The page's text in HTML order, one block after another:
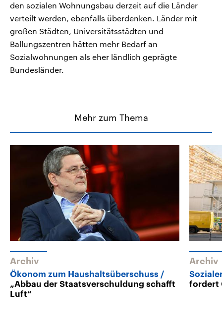
den sozialen Wohnungsbau derzeit auf die Länder
verteilt werden, ebenfalls überdenken. Länder mit
großen Städten, Universitätsstädten und
Ballungszentren hätten mehr Bedarf an
Sozialwohnungen als eher ländlich geprägte
Bundesländer.
Mehr zum Thema
Archiv
Ökonom zum Haushaltsüberschuss
„Abbau der Staatsverschuldung schafft
Luft“
Archiv
fordert